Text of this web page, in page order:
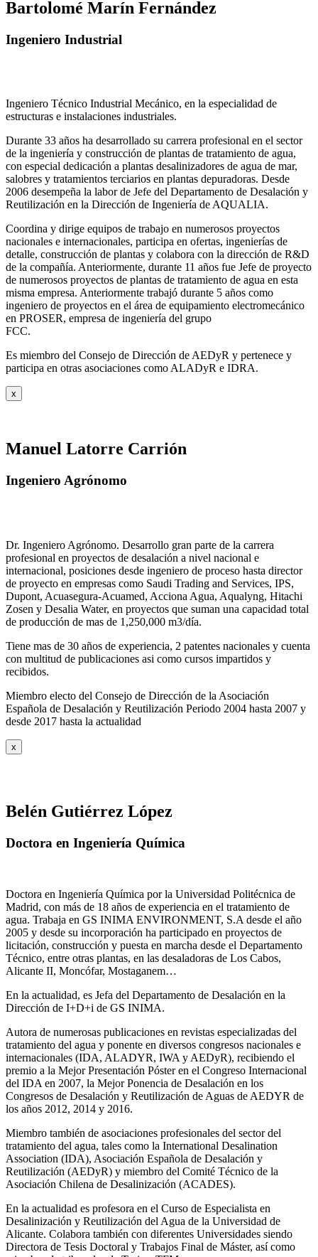
Bartolomé Marín Fernández
Ingeniero Industrial
Ingeniero Técnico Industrial Mecánico, en la especialidad de
estructuras e instalaciones industriales.
Durante 33 años ha desarrollado su carrera profesional en el sector
de la ingeniería y construcción de plantas de tratamiento de agua,
con especial dedicación a plantas desalinizadores de agua de mar,
salobres y tratamientos terciarios en plantas depuradoras. Desde
2006 desempeña la labor de Jefe del Departamento de Desalación y
Reutilización en la Dirección de Ingeniería de AQUALIA.
Coordina y dirige equipos de trabajo en numerosos proyectos
nacionales e internacionales, participa en ofertas, ingenierías de
detalle, construcción de plantas y colabora con la dirección de R&D
de la compañía. Anteriormente, durante 11 años fue Jefe de proyecto
de numerosos proyectos de plantas de tratamiento de agua en esta
misma empresa. Anteriormente trabajó durante 5 años como
ingeniero de proyectos en el área de equipamiento electromecánico
en PROSER, empresa de ingeniería del grupo
FCC.
Es miembro del Consejo de Dirección de AEDyR y pertenece y
participa en otras asociaciones como ALADyR e IDRA.
x
Manuel Latorre Carrión
Ingeniero Agrónomo
Dr. Ingeniero Agrónomo. Desarrollo gran parte de la carrera
profesional en proyectos de desalación a nivel nacional e
internacional, posiciones desde ingeniero de proceso hasta director
de proyecto en empresas como Saudi Trading and Services, IPS,
Dupont, Acuasegura-Acuamed, Acciona Agua, Aqualyng, Hitachi
Zosen y Desalia Water, en proyectos que suman una capacidad total
de producción de mas de 1,250,000 m3/día.
Tiene mas de 30 años de experiencia, 2 patentes nacionales y cuenta
con multitud de publicaciones asi como cursos impartidos y
recibidos.
Miembro electo del Consejo de Dirección de la Asociación
Española de Desalación y Reutilización Periodo 2004 hasta 2007 y
desde 2017 hasta la actualidad
x
Belén Gutiérrez López
Doctora en Ingeniería Química
Doctora en Ingeniería Química por la Universidad Politécnica de
Madrid, con más de 18 años de experiencia en el tratamiento de
agua. Trabaja en GS INIMA ENVIRONMENT, S.A desde el año
2005 y desde su incorporación ha participado en proyectos de
licitación, construcción y puesta en marcha desde el Departamento
Técnico, entre otras plantas, en las desaladoras de Los Cabos,
Alicante II, Moncófar, Mostaganem…
En la actualidad, es Jefa del Departamento de Desalación en la
Dirección de I+D+i de GS INIMA.
Autora de numerosas publicaciones en revistas especializadas del
tratamiento del agua y ponente en diversos congresos nacionales e
internacionales (IDA, ALADYR, IWA y AEDyR), recibiendo el
premio a la Mejor Presentación Póster en el Congreso Internacional
del IDA en 2007, la Mejor Ponencia de Desalación en los
Congresos de Desalación y Reutilización de Aguas de AEDYR de
los años 2012, 2014 y 2016.
Miembro también de asociaciones profesionales del sector del
tratamiento del agua, tales como la International Desalination
Association (IDA), Asociación Española de Desalación y
Reutilización (AEDyR) y miembro del Comité Técnico de la
Asociación Chilena de Desalinización (ACADES).
En la actualidad es profesora en el Curso de Especialista en
Desalinización y Reutilización del Agua de la Universidad de
Alicante. Colabora también con diferentes Universidades siendo
Directora de Tesis Doctoral y Trabajos Final de Máster, así como